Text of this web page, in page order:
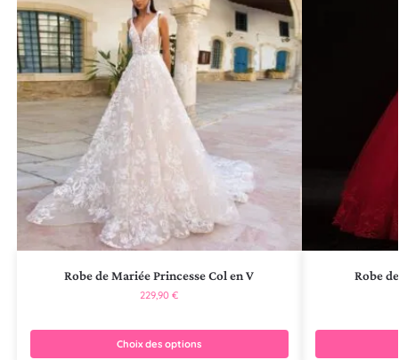
Robe de Mariée Princesse Col en V
229,90€
Choix des options
Robe